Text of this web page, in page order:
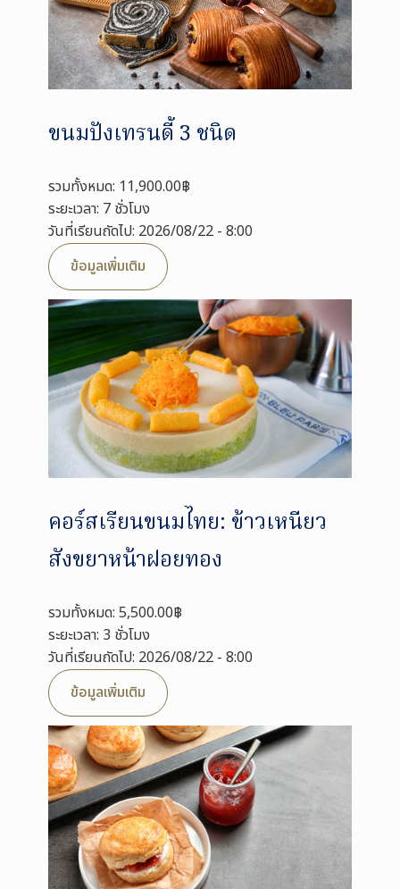
ขนมปังเทรนดี้ 3 ชนิด
รวมทั้งหมด: 11,900.00฿
ระยะเวลา: 7 ชั่วโมง
วันที่เรียนถัดไป: 2026/08/22 - 8:00
ข้อมูลเพิ่มเติม
คอร์สเรียนขนมไทย: ข้าวเหนียว
สังขยาหน้าฝอยทอง
รวมทั้งหมด: 5,500.00฿
ระยะเวลา: 3 ชั่วโมง
วันที่เรียนถัดไป: 2026/08/22 - 8:00
ข้อมูลเพิ่มเติม